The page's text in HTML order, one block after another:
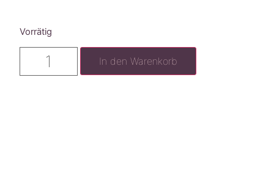
Vorrätig
In den Warenkorb